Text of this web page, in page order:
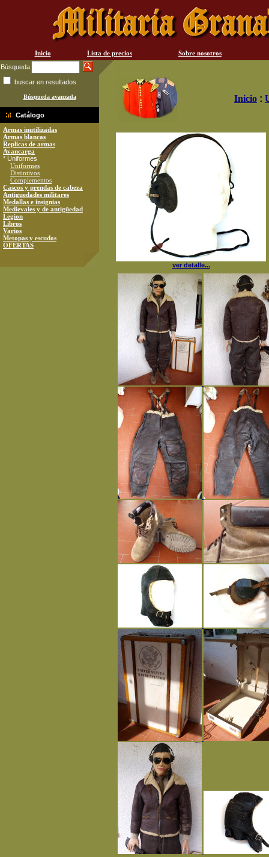
Inicio Lista de precios
Sobre nosotros
Búsqueda
buscar en resultados
Búsqueda avanzada
Catálogo
Armas inutilizadas
Armas blancas
Replicas de armas
Avancarga
* Uniformes
Uniformes
Distintivos
Complementos
Cascos y prendas de cabeza
Antiguedades militares
Medallas e insignias
Medievales y de antigüedad
Legion
Libros
Varios
Metopas y escudos
OFERTAS
Inicio :
ver detalle...